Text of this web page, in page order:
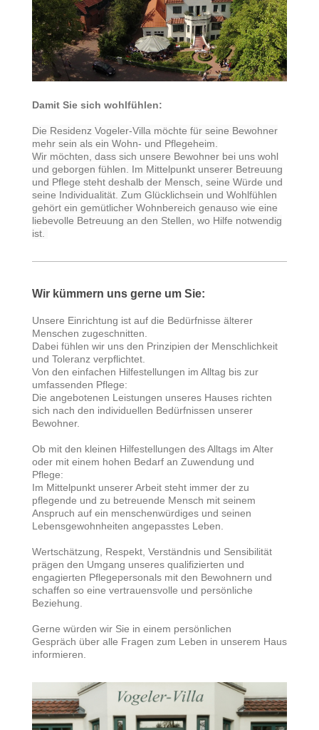
Damit Sie sich wohlfühlen:
Die Residenz Vogeler-Villa möchte für seine Bewohner
mehr sein als ein Wohn- und Pflegeheim.
Wir möchten, dass sich unsere Bewohner bei uns wohl
und geborgen fühlen. Im Mittelpunkt unserer Betreuung
und Pflege steht deshalb der Mensch, seine Würde und
seine Individualität. Zum Glücklichsein und Wohlfühlen
gehört ein gemütlicher Wohnbereich genauso wie eine
liebevolle Betreuung an den Stellen, wo Hilfe notwendig
ist.
Wir kümmern uns gerne um Sie:
Unsere Einrichtung ist auf die Bedürfnisse älterer
Menschen zugeschnitten.
Dabei fühlen wir uns den Prinzipien der Menschlichkeit
und Toleranz verpflichtet.
Von den einfachen Hilfestellungen im Alltag bis zur
umfassenden Pflege:
Die angebotenen Leistungen unseres Hauses richten
sich nach den individuellen Bedürfnissen unserer
Bewohner.
Ob mit den kleinen Hilfestellungen des Alltags im Alter
oder mit einem hohen Bedarf an Zuwendung und
Pflege:
Im Mittelpunkt unserer Arbeit steht immer der zu
pflegende und zu betreuende Mensch mit seinem
Anspruch auf ein menschenwürdiges und seinen
Lebensgewohnheiten angepasstes Leben.
Wertschätzung, Respekt, Verständnis und Sensibilität
prägen den Umgang unseres qualifizierten und
engagierten Pflegepersonals mit den Bewohnern und
schaffen so eine vertrauensvolle und persönliche
Beziehung.
Gerne würden wir Sie in einem persönlichen
Gespräch über alle Fragen zum Leben in unserem Haus
informieren.